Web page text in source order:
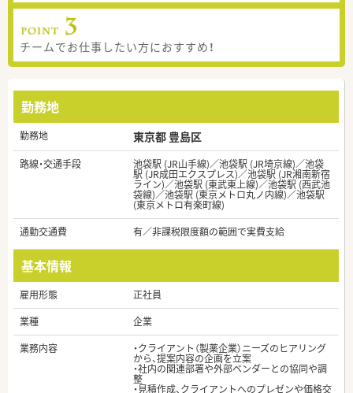
チームでお仕事したい方におすすめ！
勤務地
勤務地 東京都 豊島区
路線・交通手段 池袋駅 (JR山手線)／池袋駅 (JR埼京線)／池袋
駅 (JR成田エクスプレス)／池袋駅 (JR湘南新宿
ライン)／池袋駅 (東武東上線)／池袋駅 (西武池
袋線)／池袋駅 (東京メトロ丸ノ内線)／池袋駅
(東京メトロ有楽町線)
通勤交通費
有／非課税限度額の範囲で実費支給
基本情報
雇用形態
正社員
業種
企業
業務内容
・クライアント（製薬企業）ニーズのヒアリング
から、提案内容の企画を立案
・社内の関連部署や外部ベンダーとの協同や調
整
・見積作成、クライアントへのプレゼンや価格交